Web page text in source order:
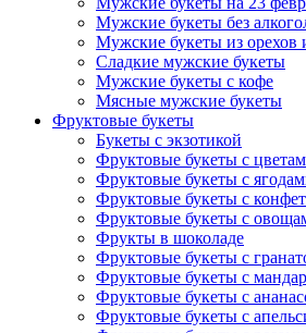
Мужские букеты без
Мужские букеты из орехов
Сладкие мужские букеты
Мужские букеты с кофе
Мясные мужские букеты
Фруктовые букеты
Букеты с экзотикой
Фруктовые букеты с
Фруктовые букеты с
Фруктовые букеты с
Фруктовые букеты с
Фрукты в шоколаде
Фруктовые букеты с
Фруктовые букеты с
Фруктовые букеты с
Фруктовые букеты с